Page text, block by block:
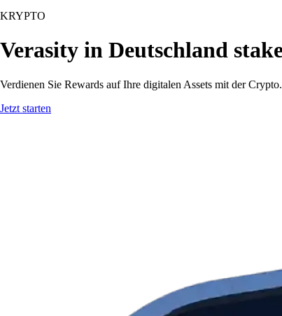
KRYPTO
Verasity in Deutschland
Verdienen Sie Rewards auf Ihre digitalen Assets mit der
Jetzt starten